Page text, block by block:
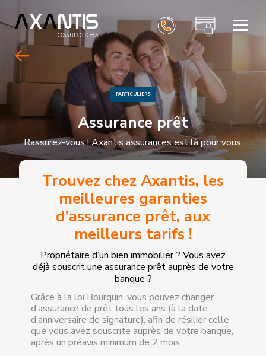
ACCUEIL
PARTICULIERS
PROFESSIONNELS
AXANTIS ASSURANCES
CONTACT
PARTICULIERS
Assurance prêt
Rassurez-vous ! Axantis assurances est là pour vous.
Trouvez chez Axantis, les
meilleures garanties
d’assurance prêt, aux
meilleurs tarifs !
Propriétaire d’un bien immobilier ? Vous avez
déjà souscrit une assurance prêt auprès de votre
banque ?
Grâce à la loi Bourquin, vous pouvez changer
d’assurance de prêt tous les ans (à la date
d’anniversaire de signature), afin de résilier celle
que vous avez souscrite auprès de votre banque,
après un préavis minimum de 2 mois.